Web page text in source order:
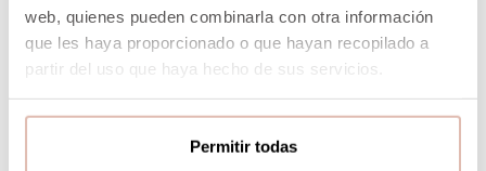
web, quienes pueden combinarla con otra información
que les haya proporcionado o que hayan recopilado a
partir del uso que haya hecho de sus servicios.
Permitir todas
AÑADIR A LA CESTA